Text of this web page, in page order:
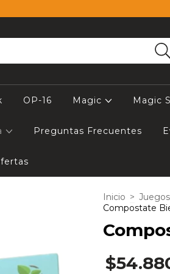
OP-16 Magic Magic
Preguntas Frecuentes
Inicio >
Compostate